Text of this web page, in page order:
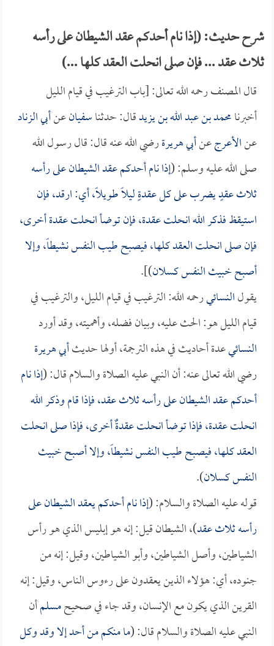
شرح حديث: (إذا نام أحدكم عقد الشيطان على رأسه
ثلاث عقد ... فإن صلى انحلت العقد كلها ...)
قال المصنف رحمه الله تعالى: [باب الترغيب في قيام الليل
أخبرنامحمد بن عبد الله بن يزيدقال: حدثناسفيانعنأبي الزناد
عنالأعرجعنأبي هريرةرضي الله عنه قال: قال رسول الله
صلى الله عليه وسلم: (إذا نام أحدكم عقد الشيطان على رأسه
ثلاث عقدٍ يضرب على كل عقدةٍ ليلاً طويلاً، أي: ارقد، فإن
استيقظ فذكر الله انحلت عقدة، فإن توضأ انحلت عقدة أخرى،
فإن صلى انحلت العقد كلها، فيصبح طيب النفس نشيطاً، وإلا
أصبح خبيث النفس كسلان)].
يقولالنسائيرحمه الله: الترغيب في قيام الليل، والترغيب في
قيام الليل هو: الحث عليه، وبيان فضله، وأهميته، وقد أورد
النسائيعدة أحاديث في هذه الترجمة، أولها حديثأبي هريرة
رضي الله تعالى عنه: أن النبي عليه الصلاة والسلام قال: (إذا نام
أحدكم عقد الشيطان على رأسه ثلاث عقد، فإذا قام وذكر الله
انحلت عقدة، فإذا توضأ انحلت عقدةٌ أخرى، فإذا صلى انحلت
العقد كلها، فيصبح طيب النفس نشيطاً، وإلا أصبح خبيث
النفس كسلان).
قوله عليه الصلاة والسلام: (إذا نام أحدكم يعقد الشيطان على
رأسه ثلاث عقد)، الشيطان قيل: إنه هو إبليس الذي هو رأس
الشياطين، وأصل الشياطين، وأبو الشياطين، وقيل: إنه من
جنوده، أي: هؤلاء الذين يعقدون على رءوس الناس، وقيل: إنه
القرين الذي يكون مع الإنسان، وقد جاء في صحيحمسلمأن
النبي عليه الصلاة والسلام قال: (ما منكم من أحد إلا وقد وكل